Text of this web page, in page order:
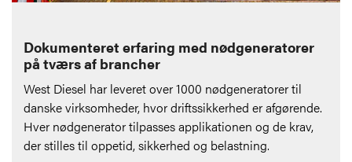
Dokumenteret erfaring med nødgeneratorer
på tværs af brancher
West Diesel har leveret over 1000 nødgeneratorer til
danske virksomheder, hvor driftssikkerhed er afgørende.
Hver nødgenerator tilpasses applikationen og de krav,
der stilles til oppetid, sikkerhed og belastning.